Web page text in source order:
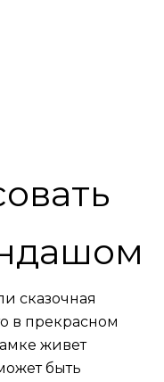
сказочная
в прекрасном
живет
быть